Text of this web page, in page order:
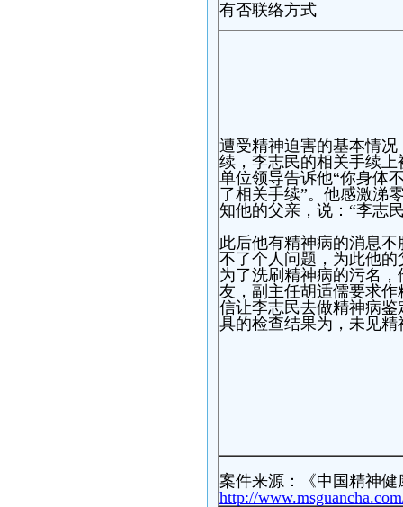
有否联络方式
遭受精神迫害的基本情
续，李志民的相关手续
单位领导告诉他“你身体
了相关手续”。他感激涕
知他的父亲，说：“李志
此后他有精神病的消息
不了个人问题，为此他
为了洗刷精神病的污名
友，副主任胡适儒要求
信让李志民去做精神病
具的检查结果为，未见
案件来源：《中国精神健
http://